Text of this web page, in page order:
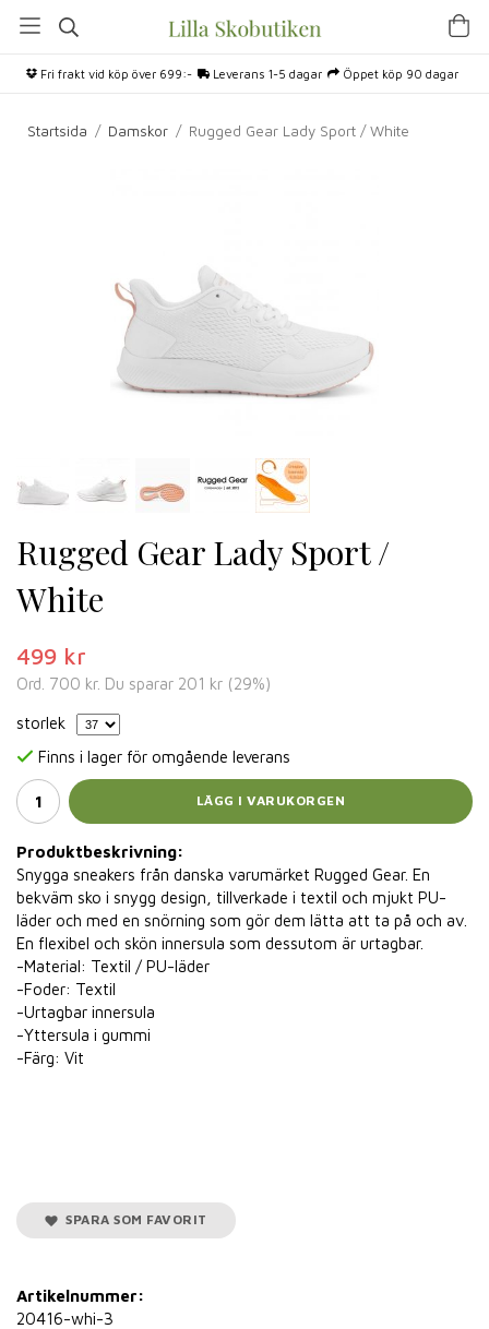
Fri frakt vid köp över 699:- Leverans 1-5 dagar Öppet köp 90 dagar
Startsida / Damskor / Rugged Gear Lady Sport / White
Rugged Gear Lady Sport /
White
499 kr
Ord. 700 kr. Du sparar 201 kr (29%)
storlek
Finns i lager för omgående leverans
LÄGG I VARUKORGEN
Produktbeskrivning:
Snygga sneakers från danska varumärket Rugged Gear. En
bekväm sko i snygg design, tillverkade i textil och mjukt PU-
läder och med en snörning som gör dem lätta att ta på och av.
En flexibel och skön innersula som dessutom är urtagbar.
-Material: Textil / PU-läder
-Foder: Textil
-Urtagbar innersula
-Yttersula i gummi
-Färg: Vit
SPARA SOM FAVORIT
Artikelnummer:
20416-whi-3